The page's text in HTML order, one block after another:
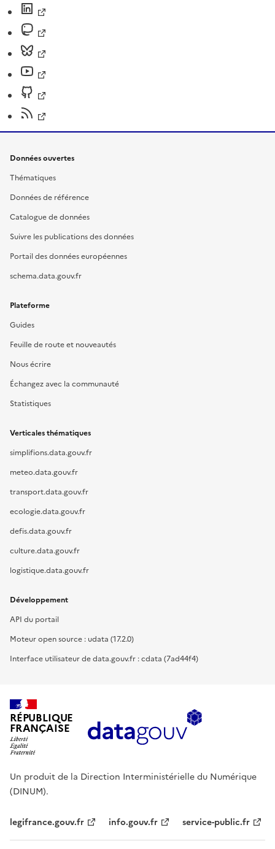
Données ouvertes
Thématiques
Données de référence
Catalogue de données
Suivre les publications des données
Portail des données européennes
schema.data.gouv.fr
Plateforme
Guides
Feuille de route et nouveautés
Nous écrire
Échangez avec la communauté
Statistiques
Verticales thématiques
simplifions.data.gouv.fr
meteo.data.gouv.fr
transport.data.gouv.fr
ecologie.data.gouv.fr
defis.data.gouv.fr
culture.data.gouv.fr
logistique.data.gouv.fr
Développement
API du portail
Moteur open source : udata (17.2.0)
Interface utilisateur de data.gouv.fr : cdata (7ad44f4)
RÉPUBLIQUE
FRANÇAISE
Un produit de la Direction Interministérielle du Numérique
(DINUM).
legifrance.gouv.fr info.gouv.fr service-public.fr